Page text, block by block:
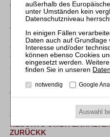
08.07.2025
INSOLVENZ DER
GRUPPE:GLÄUBIGER DER
RESORTS GMBH
ZURÜCK
• Insolvenzverwalterin Julia
sechs Jahren Insolvenz …
08.07.2025
INSOLVENZ DER
GRUPPE: GLÄUBIGER DER
RESORTS GMBH
ZURÜCKK
notwendig Google
Auswahl